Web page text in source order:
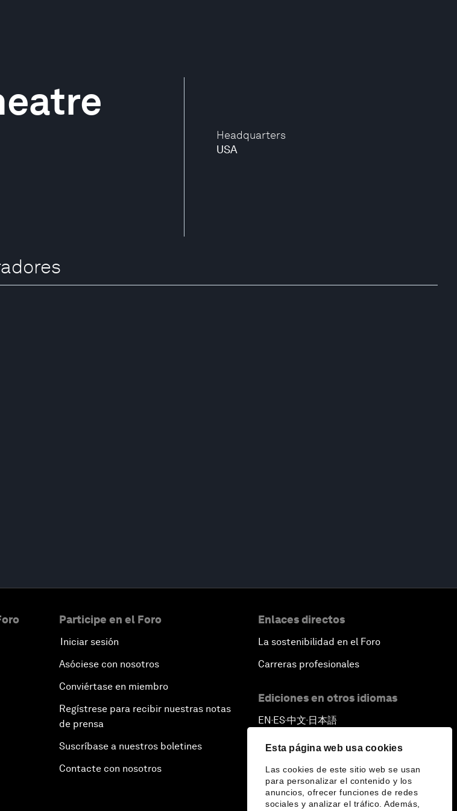
Esta página web usa cookies
Las cookies de este sitio web se usan
para personalizar el contenido y los
anuncios, ofrecer funciones de redes
sociales y analizar el tráfico. Además,
Headquarters
USA
Participe en el Foro
Iniciar sesión
Asóciese con nosotros
Conviértase en miembro
Regístrese para recibir nuestras notas
de prensa
Suscríbase a nuestros boletines
Contacte con nosotros
Enlaces directos
La sostenibilidad en el Foro
Carreras profesionales
Ediciones en otros idiomas
EN ▪ES▪中文▪ 日本語